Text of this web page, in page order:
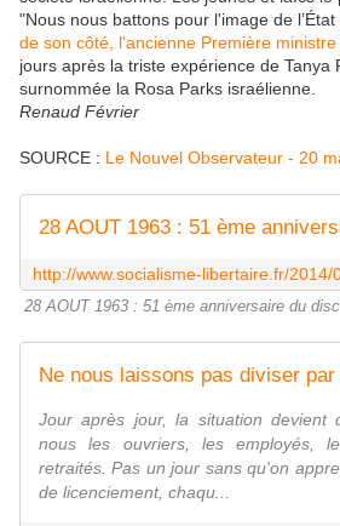
"Nous nous battons pour l'image de l’État
de son côté, l'ancienne Première
jours après la triste expérience de Tanya
surnommée la Rosa Parks israélienne.
Renaud Février
SOURCE : Le Nouvel Observateur - 20
28 AOUT 1963 : 51 ème anniversaire du
Jour après jour, la situation
nous les ouvriers, les employés,
retraités. Pas un jour sans qu'on
de licenciement, chaqu...